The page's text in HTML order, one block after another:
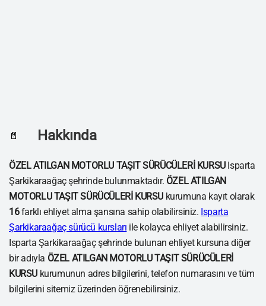
📄 Hakkında
ÖZEL ATILGAN MOTORLU TAŞIT SÜRÜCÜLERİ KURSUIsparta
Şarkikaraağaç şehrinde bulunmaktadır. ÖZEL ATILGAN
MOTORLU TAŞIT SÜRÜCÜLERİ KURSU kurumuna kayıt olarak
16farklı ehliyet alma şansına sahip olabilirsiniz. Isparta
Şarkikaraağaç sürücü kursları ile kolayca ehliyet alabilirsiniz.
Isparta Şarkikaraağaç şehrinde bulunan ehliyet kursuna diğer
bir adıyla ÖZEL ATILGAN MOTORLU TAŞIT SÜRÜCÜLERİ
KURSU kurumunun adres bilgilerini, telefon numarasını ve tüm
bilgilerini sitemiz üzerinden öğrenebilirsiniz.